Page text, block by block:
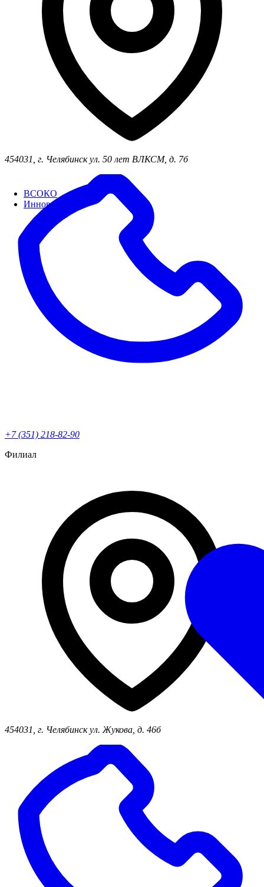
ВСОКО
Инновации
454031, г. Челябинск ул. 50 лет ВЛКСМ, д. 7б
+7 (351) 218-82-90
Филиал
454031, г. Челябинск ул. Жукова, д. 46б